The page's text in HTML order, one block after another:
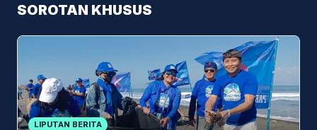
SOROTAN KHUSUS
LIPUTAN BERITA